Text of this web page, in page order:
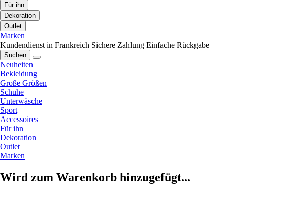
Für ihn
Dekoration
Outlet
Marken
Kundendienst in Frankreich Sichere Zahlung Einfache Rückgabe
Suchen
Neuheiten
Bekleidung
Große Größen
Schuhe
Unterwäsche
Sport
Accessoires
Für ihn
Dekoration
Outlet
Marken
Wird zum Warenkorb hinzugefügt...